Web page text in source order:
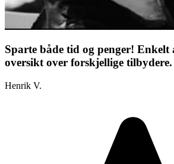
Sparte både tid og penger! Enkelt
oversikt over forskjellige
Henrik V.